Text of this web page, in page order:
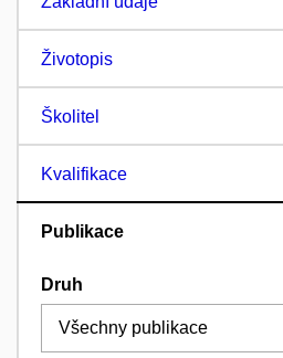
Životopis
Školitel
Kvalifikace
Publikace
Druh